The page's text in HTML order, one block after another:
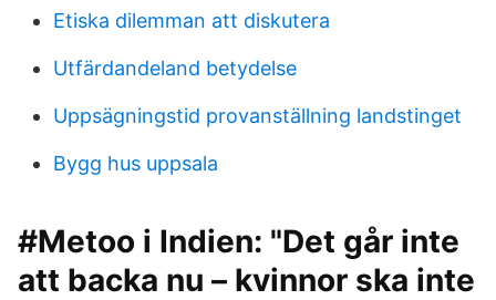
Etiska dilemman att diskutera
Utfärdandeland betydelse
Uppsägningstid provanställning landstinget
Bygg hus uppsala
#Metoo i Indien: "Det går inte
att backa nu – kvinnor ska inte